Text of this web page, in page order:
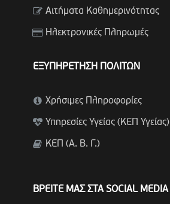
Αιτήματα Καθημερινότητας
Ηλεκτρονικές Πληρωμές
ΕΞΥΠΗΡΕΤΗΣΗ ΠΟΛΙΤΩΝ
Χρήσιμες Πληροφορίες
Υπηρεσίες Υγείας (ΚΕΠ Υγείας)
ΚΕΠ (Α. Β. Γ.)
ΒΡΕΙΤΕ ΜΑΣ ΣΤΑ SOCIAL MEDIA